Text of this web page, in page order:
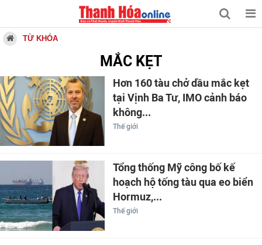
TỪ KHÓA
MẮC KẸT
Hơn 160 tàu chở dầu mắc kẹt
tại Vịnh Ba Tư, IMO cảnh báo
không...
Thế giới
Tổng thống Mỹ công bố kế
hoạch hộ tống tàu qua eo biển
Hormuz,...
Thế giới